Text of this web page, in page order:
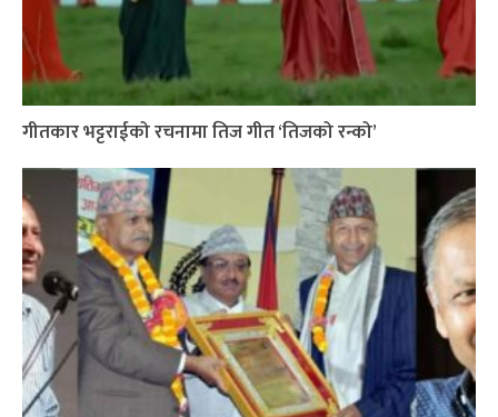
गीतकार भट्टराईको रचनामा तिज गीत ‘तिजको रन्को’